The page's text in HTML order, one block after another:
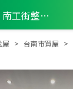
南工街整新四套房店住
屋 台南市買屋